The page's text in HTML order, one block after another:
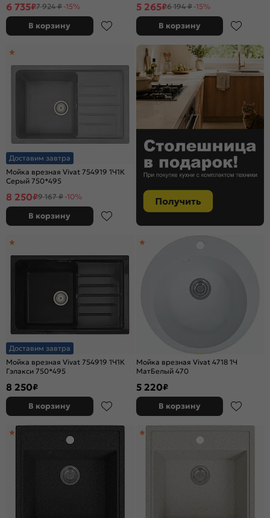
6 735₽7 924 ₽ -15%
В корзину
5 265₽6 194 ₽ -15%
В корзину
Доставим завтра
Мойка врезная Vivat 754919 1Ч1К
Серый 750*495
8 250₽9 167 ₽ -10%
В корзину
Доставим завтра
Мойка врезная Vivat 754919 1Ч1К
Гэлакси 750*495
8 250₽
В корзину
Мойка врезная Vivat 4718 1Ч
МатБелый 470
5 220₽
В корзину